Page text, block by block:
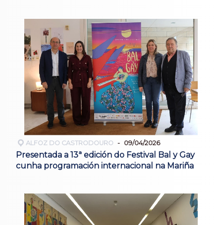
ALFOZ DO CASTRODOURO 09/04/2026
Presentada a 13ª edición do Festival Bal y Gay
cunha programación internacional na Mariña